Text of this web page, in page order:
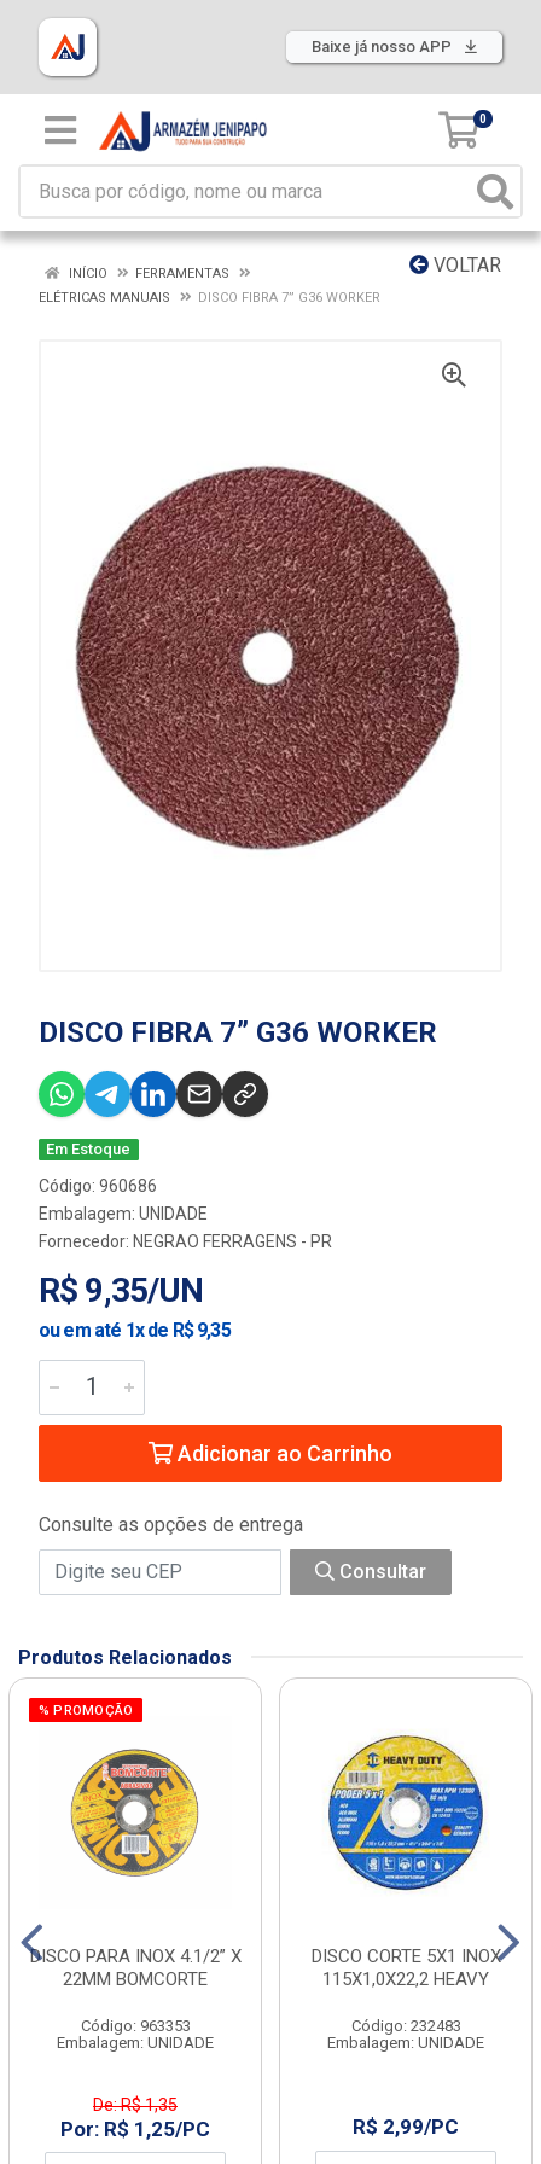
Baixe já nosso APP
0
VOLTAR
INÍCIO
FERRAMENTAS
ELÉTRICAS MANUAIS
DISCO FIBRA 7” G36 WORKER
DISCO FIBRA 7” G36 WORKER
Em Estoque
Código: 960686
Embalagem: UNIDADE
Fornecedor: NEGRAO FERRAGENS - PR
R$ 9,35/UN
ou em até 1x de R$ 9,35
Adicionar ao Carrinho
Consulte as opções de entrega
Consultar
Produtos Relacionados
% PROMOÇÃO
DISCO PARA INOX 4.1/2” X
22MM BOMCORTE
Código: 963353
Embalagem: UNIDADE
De: R$ 1,35
Por: R$ 1,25/PC
DISCO CORTE 5X1 INOX
115X1,0X22,2 HEAVY
Código: 232483
Embalagem: UNIDADE
R$ 2,99/PC